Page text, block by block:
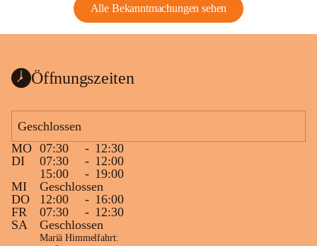
Alle Bekanntmachungen sehen
Öffnungszeiten
Geschlossen
MO 07:30 - 12:30
DI
07:30 - 12:00
15:00
- 19:00
MI
Geschlossen
DO
12:00 - 16:00
FR
07:30 - 12:30
SA
Geschlossen
Mariä Himmelfahrt: